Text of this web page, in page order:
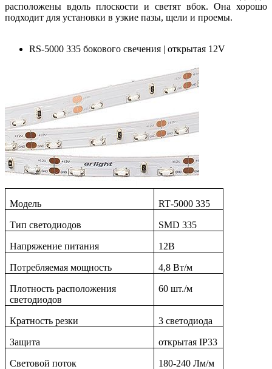
расположены вдоль плоскости и светят вбок. Она хорошо
подходит для установки в узкие пазы, щели и проемы.
RS-5000 335 бокового свечения | открытая 12V
Модель RT-5000 335
Тип светодиодов SMD335
Напряжение питания 12В
Потребляемая мощность 4,8 Вт/м
Плотность расположения
светодиодов
60 шт./м
Кратность резки 3 светодиода
Защита открытаяIP33
Световой поток 180-240 Лм/м